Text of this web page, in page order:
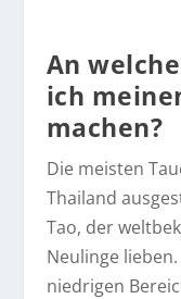
An
ich
machen?
Die meisten
Thailand
Tao, der
Neulinge
niedrigen